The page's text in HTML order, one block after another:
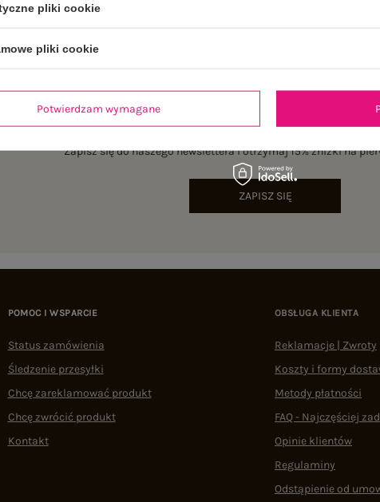
Zapisz się do naszego newslettera i otrzymaj 15% zniżki na
ZAPISZ SIĘ
POMOC I WSPARCIE
Status zamówienia
Śledzenie przesyłki
Chcę zareklamować produkt
Chcę zwrócić produkt
Kontakt
OBSŁUGA KLIENTA
Reklamacje | Zwroty
Koszty i formy
Metody płatności
FAQ - Najczęściej
Opinie klientów
Regulaminy
Odstąpienie od
pliki cookie
pliki cookie
Potwierdzam wymagane